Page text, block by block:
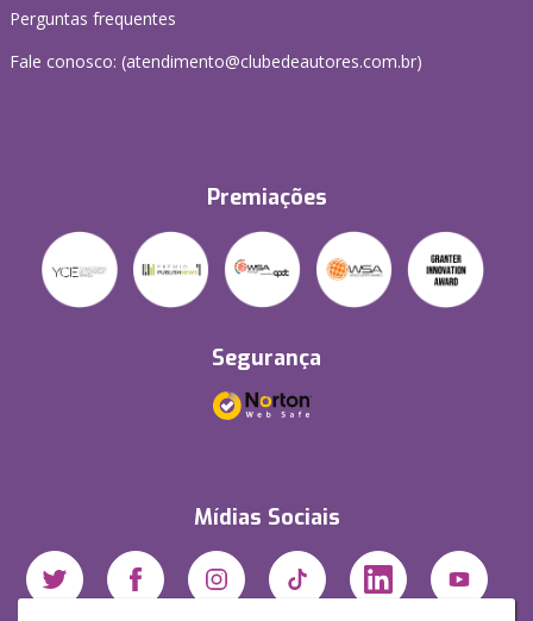
Perguntas frequentes
Fale conosco: (atendimento@clubedeautores.com.br)
Premiações
Segurança
Mídias Sociais